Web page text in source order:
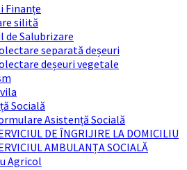
Finanțe
silită
de Salubrizare
separată deșeuri
deșeuri vegetale
Socială
Asistență Socială
DE ÎNGRIJIRE LA DOMICILIU
AMBULANȚA SOCIALĂ
Agricol